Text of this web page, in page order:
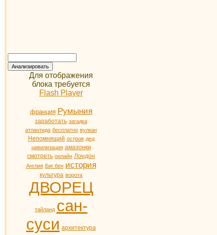
Для отображения
блока требуется
Flash Player
франция Румыния
заработать загадка
атлантида бесплатно вулкан
Непомнящий остров дед
цивилизация амазонки
смотреть онлайн Лондон
Англия Биг бен история
культура ворота
ДВОРЕЦ
тайланд сан-
суси архитектура